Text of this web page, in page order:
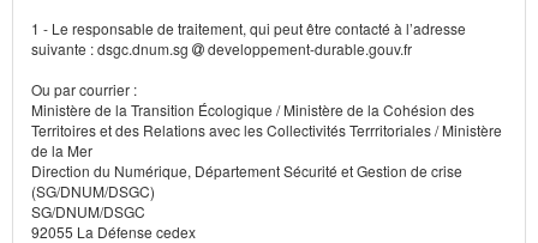
1 - Le responsable de traitement, qui peut être contacté à l’adresse
suivante : dsgc.dnum.sg
developpement-durable.gouv.fr
Ou par courrier :
Ministère de la Transition Écologique / Ministère de la Cohésion des
Territoires et des Relations avec les Collectivités Terrritoriales / Ministère
de la Mer
Direction du Numérique, Département Sécurité et Gestion de crise
(SG/DNUM/DSGC)
SG/DNUM/DSGC
92055 La Défense cedex